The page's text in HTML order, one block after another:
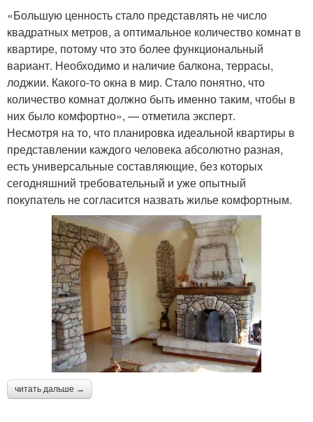
«Большую ценность стало представлять не число
квадратных метров, а оптимальное количество комнат в
квартире, потому что это более функциональный
вариант. Необходимо и наличие балкона, террасы,
лоджии. Какого-то окна в мир. Стало понятно, что
количество комнат должно быть именно таким, чтобы в
них было комфортно», — отметила эксперт.
Несмотря на то, что планировка идеальной квартиры в
представлении каждого человека абсолютно разная,
есть универсальные составляющие, без которых
сегодняшний требовательный и уже опытный
покупатель не согласится назвать жилье комфортным.
читать дальше →